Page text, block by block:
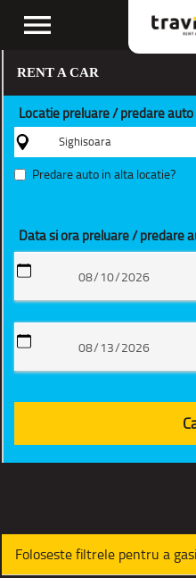
menu
RENT A CAR
Locatie preluare / predare auto
Sighisoara
Predare auto in alta locatie?
Data si ora preluare / predare
Foloseste filtrele pentru a